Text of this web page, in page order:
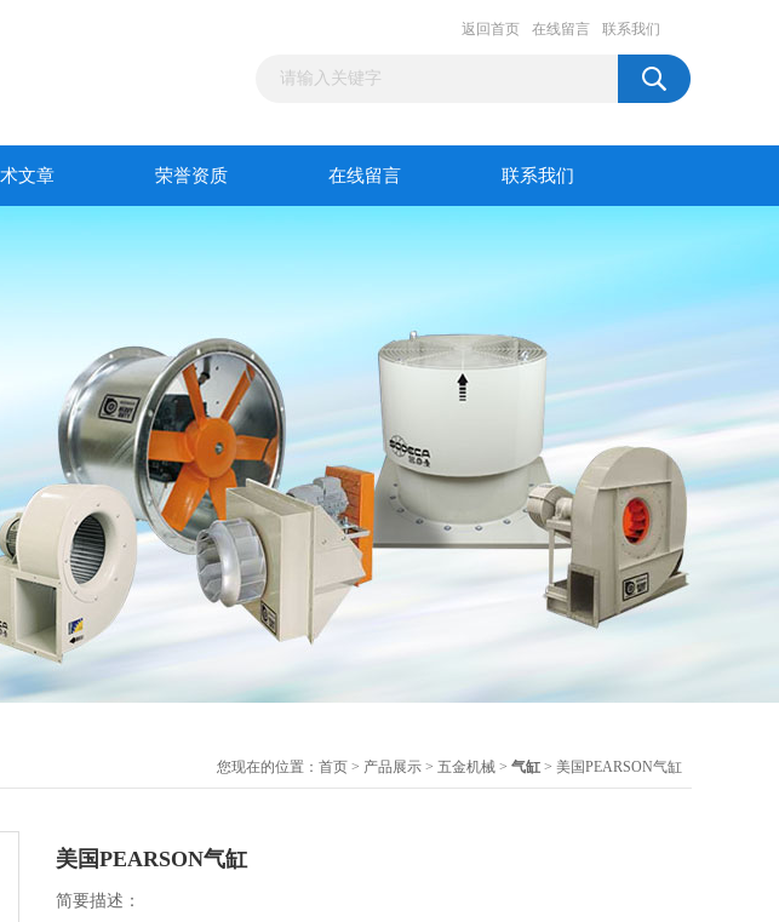
返回首页 在线留言 联系我们
文章 荣誉资质 在线留言 联系我们
您现在的位置： 首页 > 产品展示 > 五金机械 > 气缸 > 美国PEARSON气缸
美国PEARSON气缸
简要描述：